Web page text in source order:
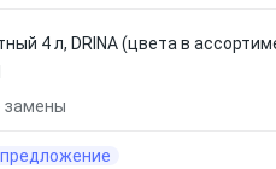
4 л, DRINA (цвета в
замены